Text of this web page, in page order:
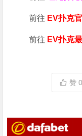
前往 EV扑克
前往 EV扑克
赞0